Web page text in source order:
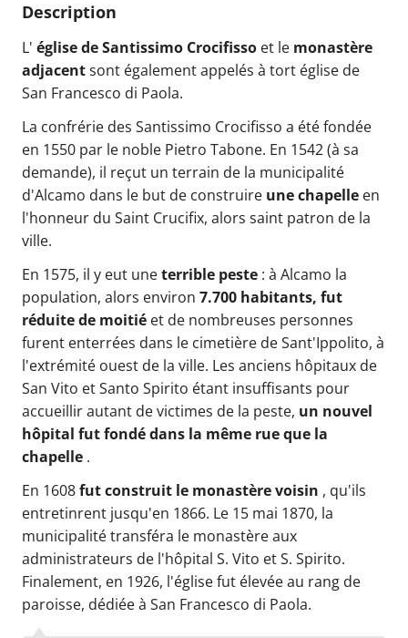
Description
L' église de Santissimo Crocifisso et le monastère
adjacentsont également appelés à tort église de
San Francesco di Paola.
La confrérie des Santissimo Crocifisso a été fondée
en 1550 par le noble Pietro Tabone. En 1542 (à sa
demande), il reçut un terrain de la municipalité
d'Alcamo dans le but de construire une chapelle en
l'honneur du Saint Crucifix, alors saint patron de la
ville.
En 1575, il y eut uneterrible peste : à Alcamo la
population, alors environ 7.700 habitants, fut
réduite de moitié et de nombreuses personnes
furent enterrées dans le cimetière de Sant'Ippolito, à
l'extrémité ouest de la ville. Les anciens hôpitaux de
San Vito et Santo Spirito étant insuffisants pour
accueillir autant de victimes de la peste, un nouvel
hôpital fut fondé dans la même rue que la
chapelle .
En 1608fut construit le monastère voisin , qu'ils
entretinrent jusqu'en 1866. Le 15 mai 1870, la
municipalité transféra le monastère aux
administrateurs de l'hôpital S. Vito et S. Spirito.
Finalement, en 1926, l'église fut élevée au rang de
paroisse, dédiée à San Francesco di Paola.